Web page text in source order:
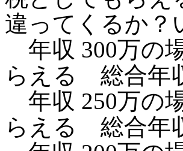
違ってくるか？
年収 300万の
らえる 総合年
年収 250万の
らえる 総合年